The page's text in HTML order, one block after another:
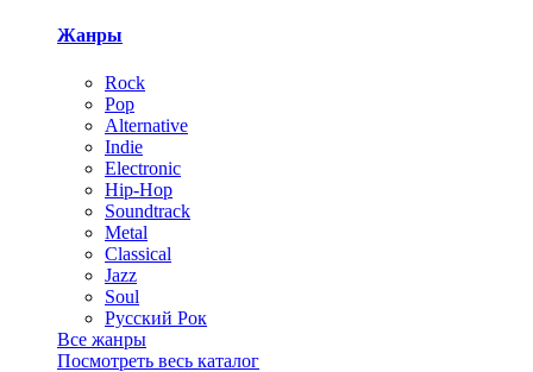
Жанры
Rock
Pop
Alternative
Indie
Electronic
Hip-Hop
Soundtrack
Metal
Classical
Jazz
Soul
Русский Рок
Все жанры
Посмотреть весь каталог